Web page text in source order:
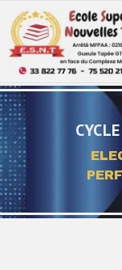
Aller
au
contenu